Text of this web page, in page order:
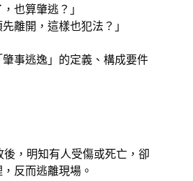
也算肇逃？」
離開，這樣也犯法？」
事逃逸」的定義、構成要件
，明知有人受傷或死亡，卻
反而逃離現場。